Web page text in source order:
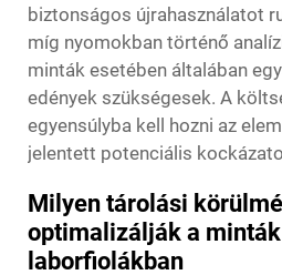
biztonságos újrahasználatot
míg nyomokban történő
minták esetében általában
edények szükségesek. A
egyensúlyba kell hozni az
jelentett potenciális
Milyen tárolási
optimalizálják a
laborfiolákban